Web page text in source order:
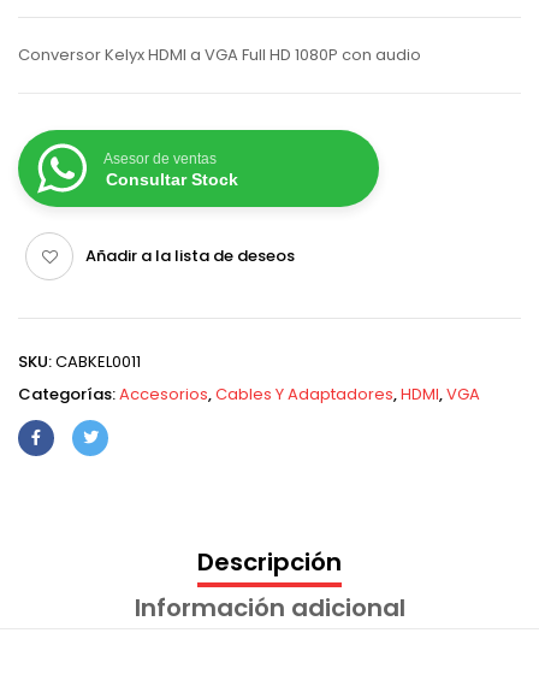
Conversor Kelyx HDMI a VGA Full HD 1080P con audio
Asesor de ventas
Consultar Stock
Añadir a la lista de deseos
SKU:CABKEL0011
Categorías:Accesorios,Cables Y Adaptadores,HDMI,VGA
Descripción
Información adicional